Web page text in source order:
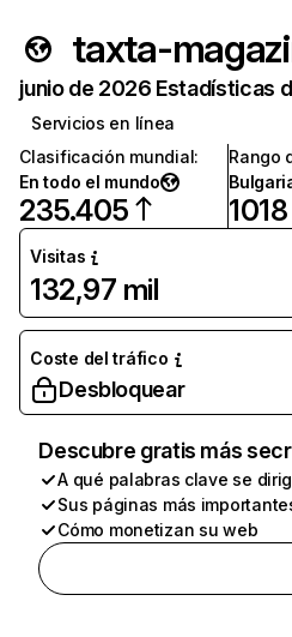
taxta-
junio de 2026 Estadísticas
Servicios en línea
Clasificación mundial:
En todo el mundo
235.405
Rango
1018
Visitas
132,97 mil
Coste del tráfico
Desbloquear
Descubre gratis más
A qué palabras clave se
Sus páginas más
Cómo monetizan su web